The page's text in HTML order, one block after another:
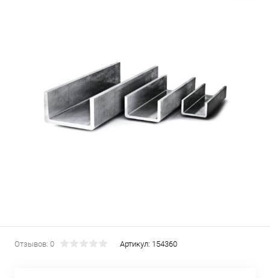
Отзывов: 0 Артикул: 154360